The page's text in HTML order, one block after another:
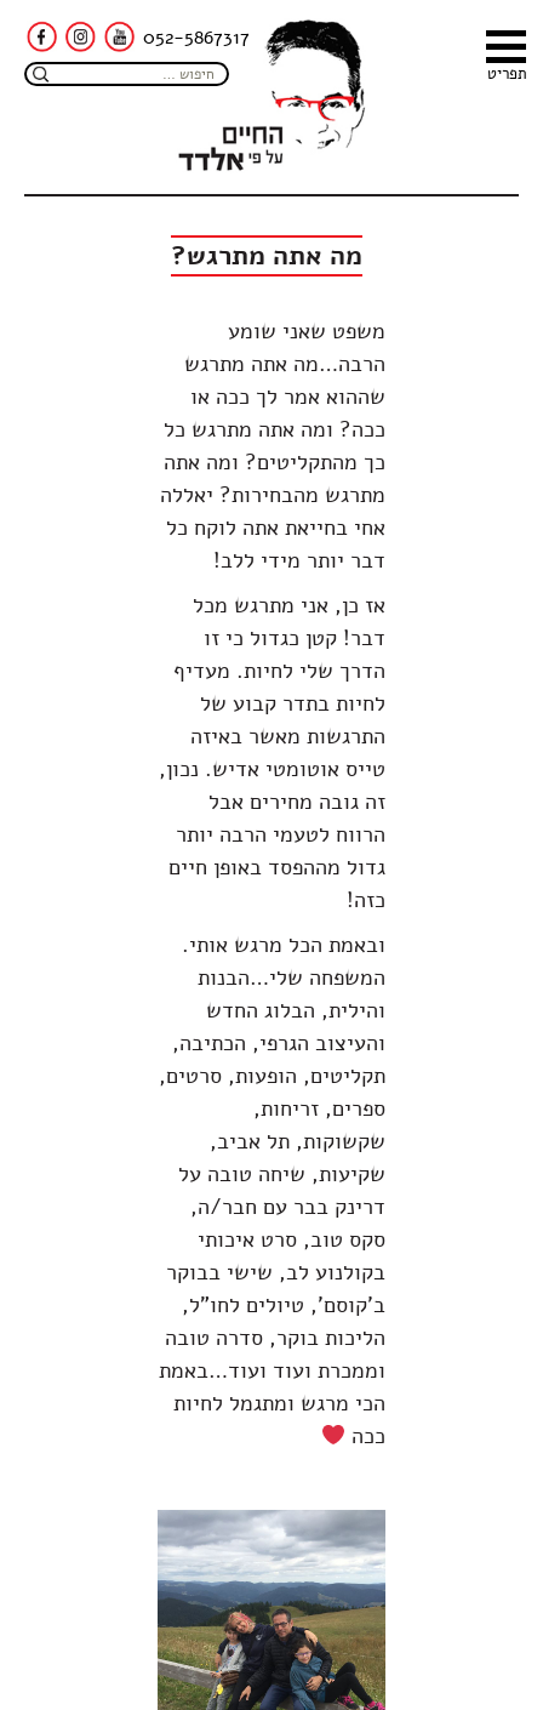
052-5867317
מה אתה מתרגש?
משפט שאני שומע
הרבה…מה אתה מתרגש
שההוא אמר לך ככה או
ככה? ומה אתה מתרגש כל
כך מהתקליטים? ומה אתה
מתרגש מהבחירות? יאללה
אחי בחייאת אתה לוקח כל
דבר יותר מידי ללב!
אז כן, אני מתרגש מכל
דבר! קטן כגדול כי זו
הדרך שלי לחיות. מעדיף
לחיות בתדר קבוע של
התרגשות מאשר באיזה
טייס אוטומטי אדיש. נכון,
זה גובה מחירים אבל
הרווח לטעמי הרבה יותר
גדול מההפסד באופן חיים
כזה!
ובאמת הכל מרגש אותי.
המשפחה שלי…הבנות
והילית, הבלוג החדש
והעיצוב הגרפי, הכתיבה,
תקליטים, הופעות, סרטים,
ספרים, זריחות,
שקשוקות, תל אביב,
שקיעות, שיחה טובה על
דרינק בבר עם חבר/ה,
סקס טוב, סרט איכותי
בקולנוע לב, שישי בבוקר
ב'קוסם', טיולים לחו"ל,
הליכות בוקר, סדרה טובה
וממכרת ועוד ועוד…באמת
הכי מרגש ומתגמל לחיות
ככה
תפריט